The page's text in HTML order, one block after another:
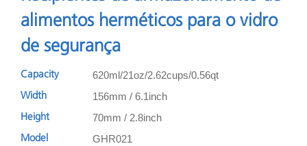
alimentos herméticos para o vidro
de segurança
Capacity 620ml/21oz/2.62cups/0.56qt
Width 156mm / 6.1inch
Height 70mm / 2.8inch
Model GHR021